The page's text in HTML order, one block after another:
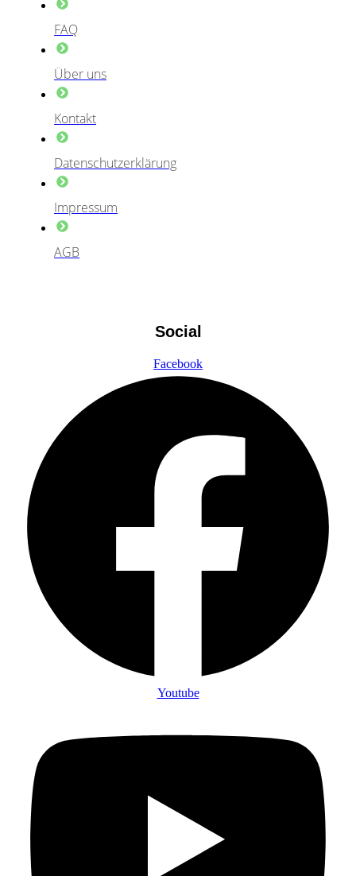
FAQ
Über uns
Kontakt
Datenschutzerklärung
Impressum
AGB
Social
Facebook
Youtube